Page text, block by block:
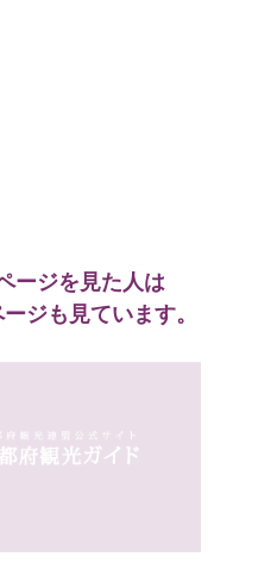
ージを見た人は
ジも見ています。